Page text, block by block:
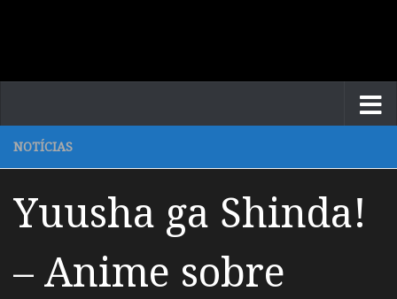
NOTÍCIAS
Yuusha ga Shinda!
– Anime sobre